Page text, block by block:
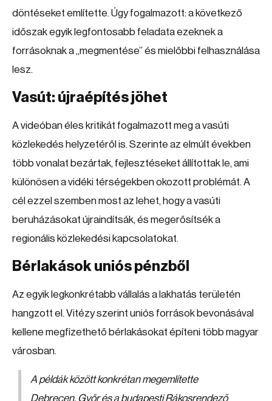
döntéseket említette. Úgy fogalmazott: a következő
időszak egyik legfontosabb feladata ezeknek a
forrásoknak a „megmentése” és mielőbbi felhasználása
lesz.
Vasút: újraépítés jöhet
A videóban éles kritikát fogalmazott meg a vasúti
közlekedés helyzetéről is. Szerinte az elmúlt években
több vonalat bezártak, fejlesztéseket állítottak le, ami
különösen a vidéki térségekben okozott problémát. A
cél ezzel szemben most az lehet, hogy a vasúti
beruházásokat újraindítsák, és megerősítsék a
regionális közlekedési kapcsolatokat.
Bérlakások uniós pénzből
Az egyik legkonkrétabb vállalás a lakhatás területén
hangzott el. Vitézy szerint uniós források bevonásával
kellene megfizethető bérlakásokat építeni több magyar
városban.
A példák között konkrétan megemlítette
Debrecen, Győr és a budapesti Rákosrendező